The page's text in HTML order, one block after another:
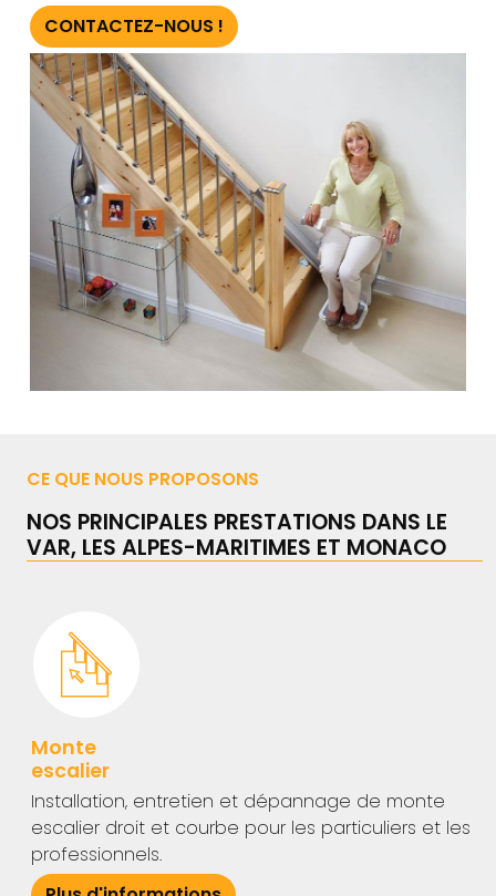
CONTACTEZ-NOUS !
CE QUE NOUS PROPOSONS
NOS PRINCIPALES PRESTATIONS DANS LE
VAR, LES ALPES-MARITIMES ET MONACO
Monte
escalier
Installation, entretien et dépannage de monte
escalier droit et courbe pour les particuliers et les
professionnels.